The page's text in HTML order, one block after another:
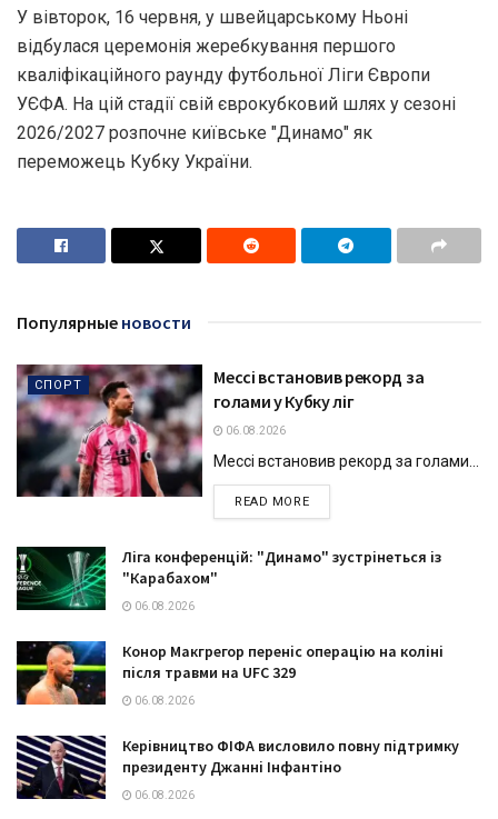
У вівторок, 16 червня, у швейцарському Ньоні
відбулася церемонія жеребкування першого
кваліфікаційного раунду футбольної Ліги Європи
УЄФА. На цій стадії свій єврокубковий шлях у сезоні
2026/2027 розпочне київське "Динамо" як
переможець Кубку України.
Популярные новости
СПОРТ
Мессі встановив рекорд за
голами у Кубку ліг
06.08.2026
Мессі встановив рекорд за голами...
READ MOREDETAILS
Ліга конференцій: "Динамо" зустрінеться із
"Карабахом"
06.08.2026
Конор Макгрегор переніс операцію на коліні
після травми на UFC 329
06.08.2026
Керівництво ФІФА висловило повну підтримку
президенту Джанні Інфантіно
06.08.2026